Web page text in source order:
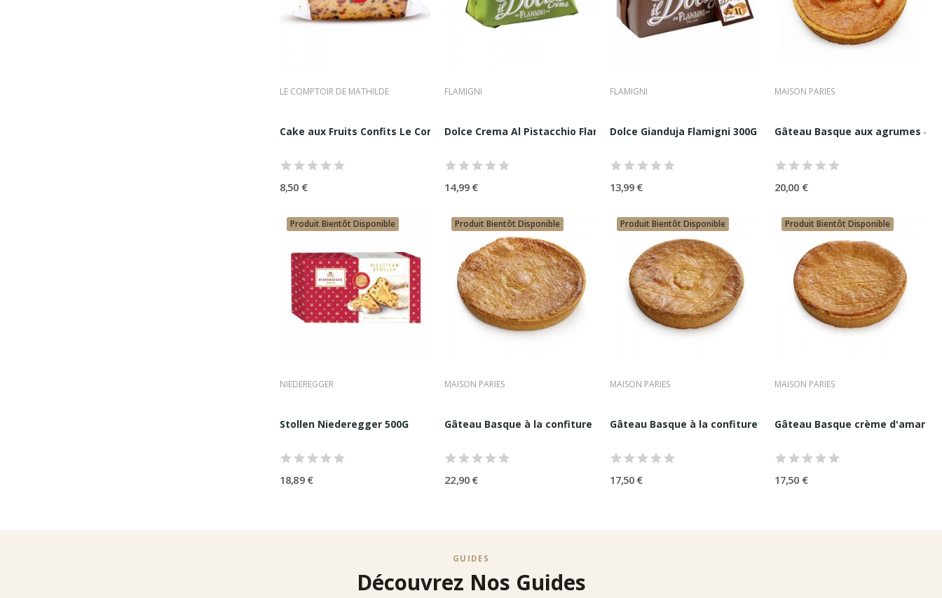
LE COMPTOIR DE MATHILDE
Cake aux Fruits Confits Le Comptoir De Mathilde...
8,50 €
FLAMIGNI
Dolce Crema Al Pistacchio Flamigni 300G
14,99 €
FLAMIGNI
Dolce Gianduja Flamigni 300G
13,99 €
MAISON PARIES
Gâteau Basque aux agrumes 4
20,00 €
Produit Bientôt Disponible
NIEDEREGGER
Stollen Niederegger 500G
18,89 €
Produit Bientôt Disponible
MAISON PARIES
Gâteau Basque à la confiture de cerise noire...
22,90 €
Produit Bientôt Disponible
MAISON PARIES
Gâteau Basque à la confiture de cerise noire 4...
17,50 €
Produit Bientôt Disponible
MAISON PARIES
Gâteau Basque crème
17,50 €
GUIDES
Découvrez Nos Guides